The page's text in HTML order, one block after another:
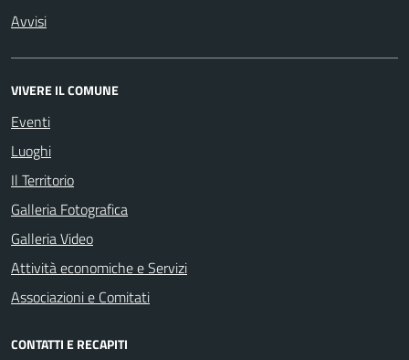
Avvisi
VIVERE IL COMUNE
Eventi
Luoghi
Il Territorio
Galleria Fotografica
Galleria Video
Attività economiche e Servizi
Associazioni e Comitati
CONTATTI E RECAPITI